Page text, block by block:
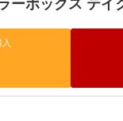
ーボックス テイ